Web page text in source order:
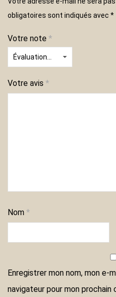
obligatoires sont indiqués avec *
Votre note *
Votre avis *
Nom *
Enregistrer mon nom, mon e-
navigateur pour mon prochain